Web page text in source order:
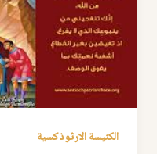
الكنيسة الارثوذكسية